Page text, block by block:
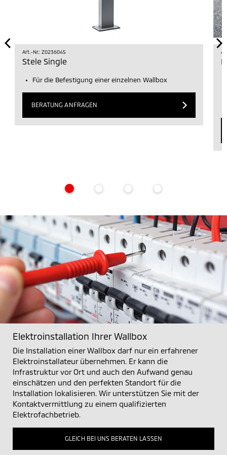
Art.-Nr.: Z0236045
Stele Single
Für die Befestigung einer einzelnen Wallbox
BERATUNG ANFRAGEN
Elektroinstallation Ihrer Wallbox
Die Installation einer Wallbox darf nur ein erfahrener
Elektroinstallateur übernehmen. Er kann die
Infrastruktur vor Ort und auch den Aufwand genau
einschätzen und den perfekten Standort für die
Installation lokalisieren. Wir unterstützen Sie mit der
Kontaktvermittlung zu einem qualifizierten
Elektrofachbetrieb.
GLEICH BEI UNS BERATEN LASSEN